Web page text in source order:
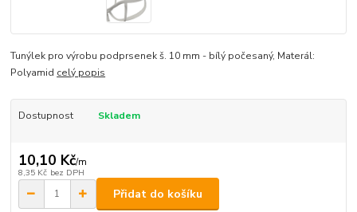
Tunýlek pro výrobu podprsenek š. 10 mm - bílý počesaný, Materál:
Polyamid celý popis
Dostupnost Skladem
10,10 Kč/m
8,35 Kč bez DPH
Přidat do košíku